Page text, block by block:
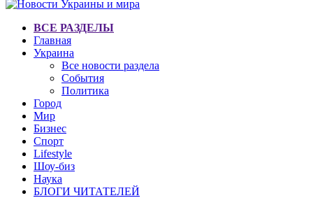
ВСЕ РАЗДЕЛЫ
Главная
Украина
Все новости раздела
События
Политика
Город
Мир
Бизнес
Спорт
Lifestyle
Шоу-биз
Наука
БЛОГИ ЧИТАТЕЛЕЙ